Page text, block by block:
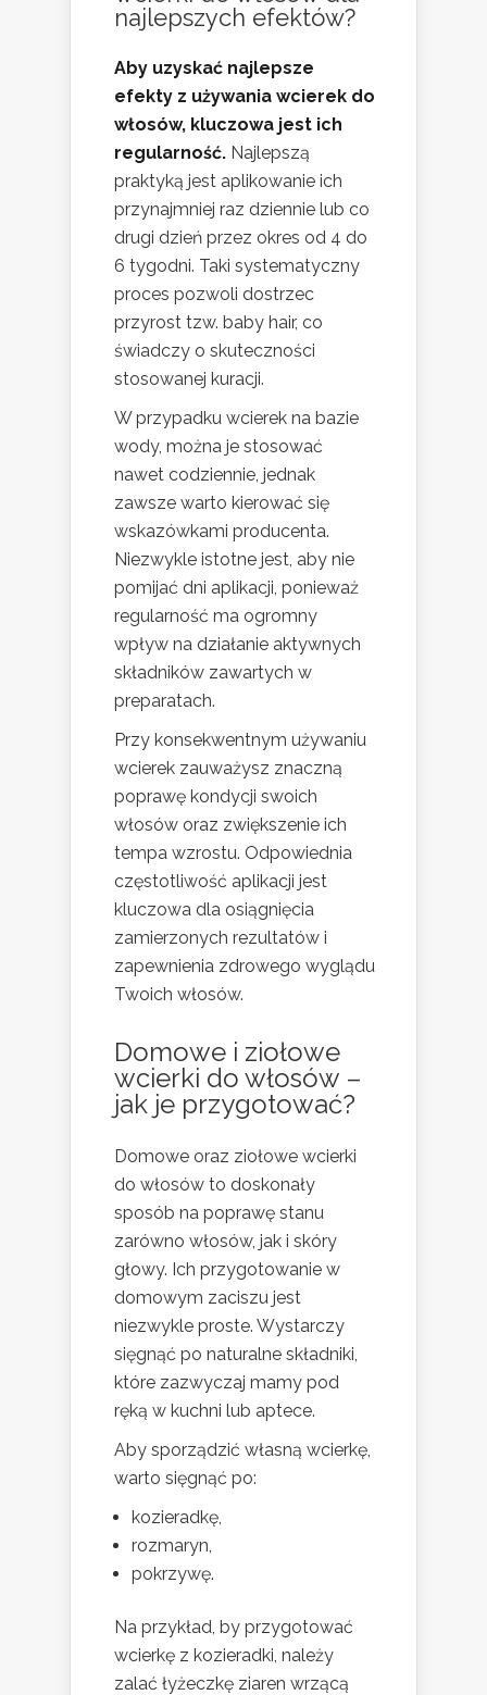
najlepszych efektów?
Aby uzyskać najlepsze
efekty z używania wcierek do
włosów, kluczowa jest ich
regularność. Najlepszą
praktyką jest aplikowanie ich
przynajmniej raz dziennie lub co
drugi dzień przez okres od 4 do
6 tygodni. Taki systematyczny
proces pozwoli dostrzec
przyrost tzw. baby hair, co
świadczy o skuteczności
stosowanej kuracji.
W przypadku wcierek na bazie
wody, można je stosować
nawet codziennie, jednak
zawsze warto kierować się
wskazówkami producenta.
Niezwykle istotne jest, aby nie
pomijać dni aplikacji, ponieważ
regularność ma ogromny
wpływ na działanie aktywnych
składników zawartych w
preparatach.
Przy konsekwentnym używaniu
wcierek zauważysz znaczną
poprawę kondycji swoich
włosów oraz zwiększenie ich
tempa wzrostu. Odpowiednia
częstotliwość aplikacji jest
kluczowa dla osiągnięcia
zamierzonych rezultatów i
zapewnienia zdrowego wyglądu
Twoich włosów.
Domowe i ziołowe
wcierki do włosów –
jak je przygotować?
Domowe oraz ziołowe wcierki
do włosów to doskonały
sposób na poprawę stanu
zarówno włosów, jak i skóry
głowy. Ich przygotowanie w
domowym zaciszu jest
niezwykle proste. Wystarczy
sięgnąć po naturalne składniki,
które zazwyczaj mamy pod
ręką w kuchni lub aptece.
Aby sporządzić własną wcierkę,
warto sięgnąć po:
kozieradkę,
rozmaryn,
pokrzywę.
Na przykład, by przygotować
wcierkę z kozieradki, należy
zalać łyżeczkę ziaren wrzącą